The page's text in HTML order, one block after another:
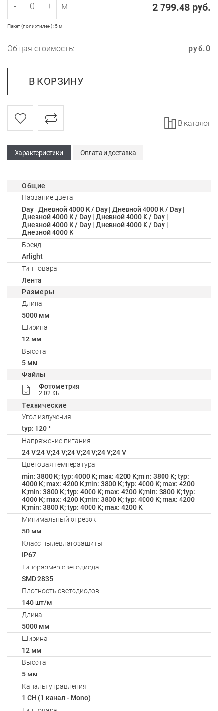
2 799.48 руб.
- + м
Пакет (полиэтилен) : 5 м
Общая стоимость: 0
руб.
В КОРЗИНУ
В каталог
Характеристики Оплата и доставка
Общие
Название цвета
Day | Дневной 4000 K / Day | Дневной 4000 K / Day |
Дневной 4000 K / Day | Дневной 4000 K / Day |
Дневной 4000 K / Day | Дневной 4000 K / Day |
Дневной 4000 K
Бренд
Arlight
Тип товара
Лента
Размеры
Длина
5000 мм
Ширина
12 мм
Высота
5 мм
Файлы
Фотометрия
2.02 КБ
Технические
Угол излучения
typ: 120 °
Напряжение питания
24 V;24 V;24 V;24 V;24 V;24 V;24 V
Цветовая температура
min: 3800 K; typ: 4000 K; max: 4200 K;min: 3800 K; typ:
4000 K; max: 4200 K;min: 3800 K; typ: 4000 K; max: 4200
K;min: 3800 K; typ: 4000 K; max: 4200 K;min: 3800 K; typ:
4000 K; max: 4200 K;min: 3800 K; typ: 4000 K; max: 4200
K;min: 3800 K; typ: 4000 K; max: 4200 K
Минимальный отрезок
50 мм
Класс пылевлагозащиты
IP67
Типоразмер светодиода
SMD 2835
Плотность светодиодов
140 шт/м
Длина
5000 мм
Ширина
12 мм
Высота
5 мм
Каналы управления
1 CH (1 канал - Mono)